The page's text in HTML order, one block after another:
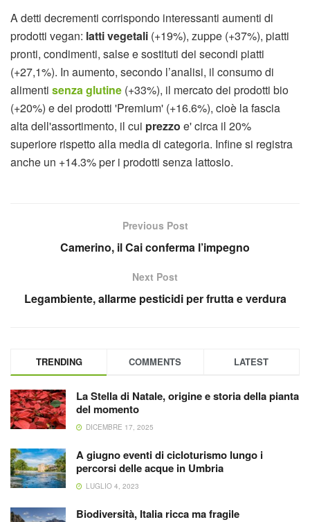
A detti decrementi corrispondo interessanti aumenti di
prodotti vegan: latti vegetali (+19%), zuppe (+37%), piatti
pronti, condimenti, salse e sostituti dei secondi piatti
(+27,1%). In aumento, secondo l’analisi, il consumo di
alimenti senza glutine (+33%), il mercato dei prodotti bio
(+20%) e dei prodotti 'Premium' (+16.6%), cioè la fascia
alta dell'assortimento, il cui prezzo e' circa il 20%
superiore rispetto alla media di categoria. Infine si registra
anche un +14.3% per i prodotti senza lattosio.
Previous Post
Camerino, il Cai conferma l’impegno
Next Post
Legambiente, allarme pesticidi per frutta e verdura
TRENDING COMMENTS LATEST
La Stella di Natale, origine e storia della pianta
del momento
DICEMBRE 17, 2025
A giugno eventi di cicloturismo lungo i
percorsi delle acque in Umbria
LUGLIO 4, 2023
Biodiversità, Italia ricca ma fragile